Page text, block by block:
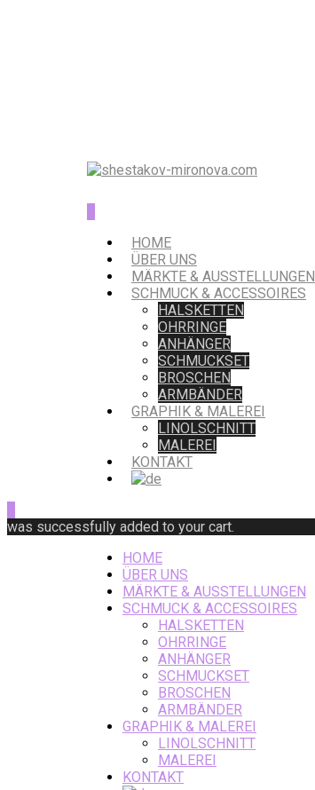
HOME
ÜBER UNS
MÄRKTE & AUSSTELLUNGEN
SCHMUCK & ACCESSOIRES
HALSKETTEN
OHRRINGE
ANHÄNGER
SCHMUCKSET
BROSCHEN
ARMBÄNDER
GRAPHIK & MALEREI
LINOLSCHNITT
MALEREI
KONTAKT
was successfully added to your cart.
HOME
ÜBER UNS
MÄRKTE & AUSSTELLUNGEN
SCHMUCK & ACCESSOIRES
HALSKETTEN
OHRRINGE
ANHÄNGER
SCHMUCKSET
BROSCHEN
ARMBÄNDER
GRAPHIK & MALEREI
LINOLSCHNITT
MALEREI
KONTAKT